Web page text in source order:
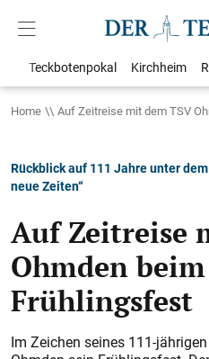
Teckbotenpokal Kirchheim
Home Auf Zeitreise mit dem TSV
Rückblick auf 111 Jahre unter
neue Zeiten“
Auf Zeitreise
Ohmden beim
Frühlingsfest
Im Zeichen seines 111-